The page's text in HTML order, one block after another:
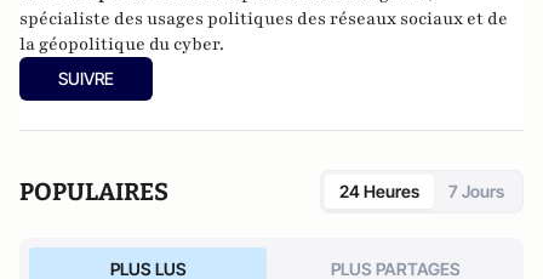
spécialiste des usages politiques des réseaux sociaux et de
la géopolitique du cyber.
SUIVRE
POPULAIRES 24 Heures 7 Jours
PLUS LUS PLUS PARTAGES